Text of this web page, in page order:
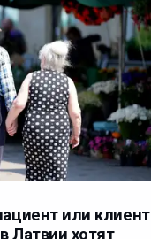
или клиент
Латвии хотят